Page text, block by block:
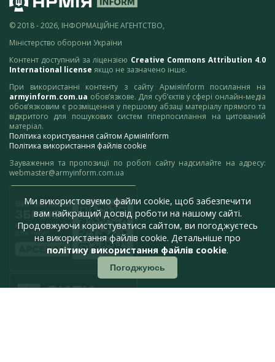
© 2018 - 2026, ІНФОРМАЦІЙНЕ АГЕНТСТВО,
Міністерство оборони України
Контент доступний за ліцензією Creative Commons Attribution 4.0
International license якщо не зазначено інше.
При використанні контенту з сайту АрміяInform посилання на
armyinform.com.ua обов’язкове. Для суб’єктів у сфері онлайн-медіа
обов’язковим є розміщення у першому абзаці матеріалу прямого та
відкритого для пошукових систем гіперпосилання на цитований
матеріал.
Політика користування сайтом АрміяInform
Політика використання файлів cookie
Зауваження та пропозиції по роботі сайту надсилайте на адресу:
webmaster@armyinform.com.ua
Ми використовуємо файли cookie, щоб забезпечити
вам найкращий досвід роботи на нашому сайті.
Продовжуючи користуватися сайтом, ви погоджуєтесь
на використання файлів cookie. Детальніше про
політику використання файлів cookie.
Погоджуюсь